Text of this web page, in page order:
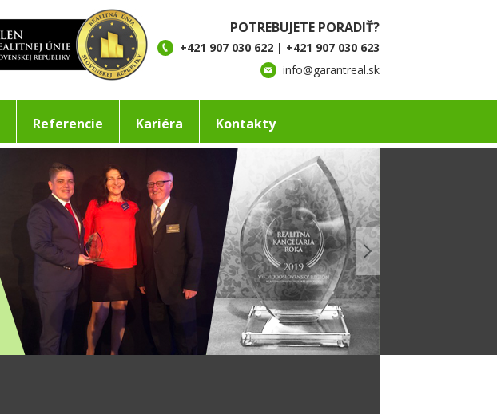
POTREBUJETE PORADIŤ?
+421 907 030 622 | +421 907 030 623
info@garantreal.sk
Referencie Kariéra Kontakty